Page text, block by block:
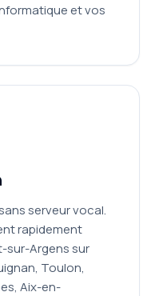
et vos
serveur vocal.
rapidement
sur-Argens sur
Toulon,
Aix-en-